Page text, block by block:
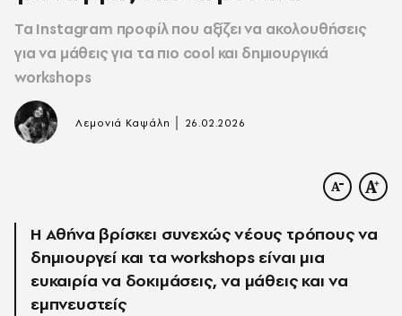
Τα Instagram προφίλ που αξίζει να ακολουθήσεις
για να μάθεις για τα πιο cool και δημιουργικά
workshops
Λεμονιά Καψάλη 26.02.2026
Η Αθήνα βρίσκει συνεχώς νέους τρόπους να
δημιουργεί και τα workshops είναι μια
ευκαιρία να δοκιμάσεις, να μάθεις και να
εμπνευστείς